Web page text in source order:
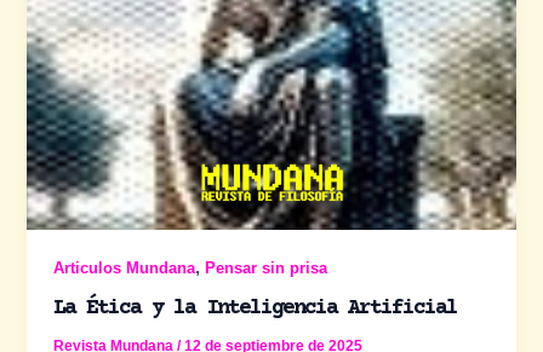
Articulos Mundana,Pensar sin prisa
La Ética y la Inteligencia Artificial
Revista Mundana/12 de septiembre de 2025